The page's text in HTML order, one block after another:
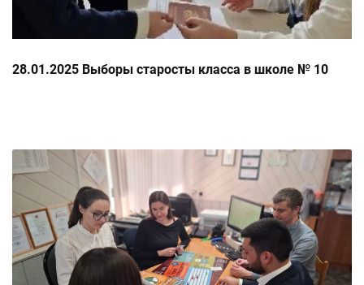
28.01.2025 Выборы старосты класса в школе № 10